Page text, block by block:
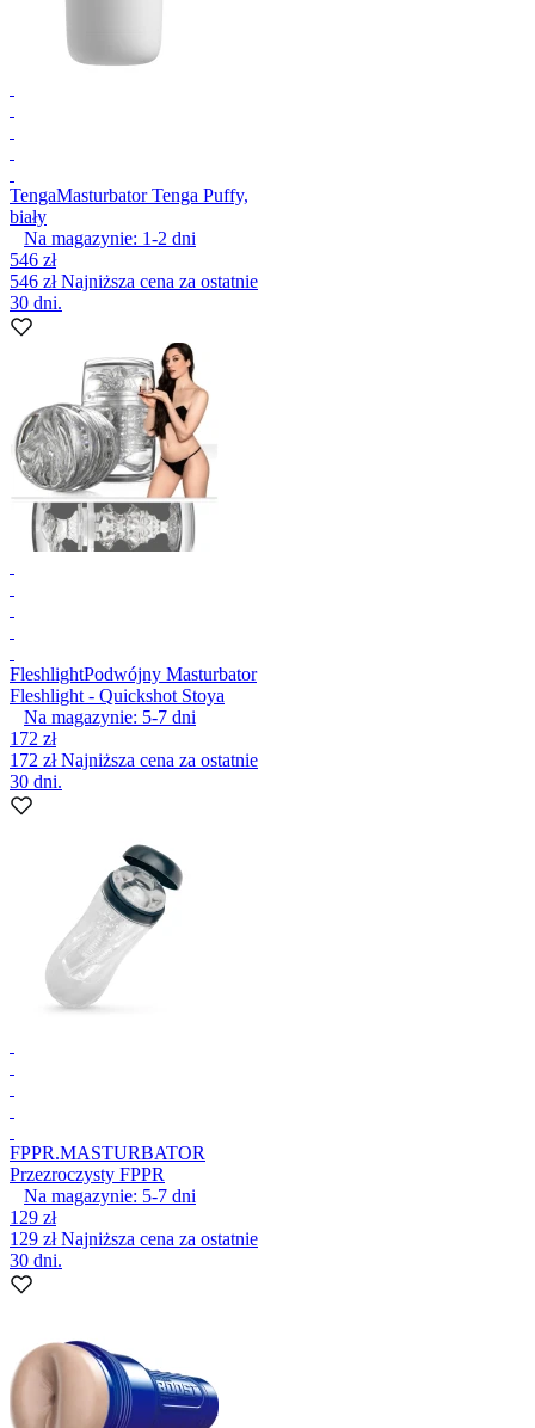
TengaMasturbator Tenga Puffy,
biały
Na magazynie: 1-2 dni
546 zł
546 złNajniższa cena za ostatnie
30 dni.
FleshlightPodwójny Masturbator
Fleshlight - Quickshot Stoya
Na magazynie: 5-7 dni
172 zł
172 złNajniższa cena za ostatnie
30 dni.
FPPR.MASTURBATOR
Przezroczysty FPPR
Na magazynie: 5-7 dni
129 zł
129 złNajniższa cena za ostatnie
30 dni.